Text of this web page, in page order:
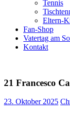
Tennis
Eltern-
Fan-Shop
Vatertag am
Kontakt
21 Francesco
23. Oktober 2025